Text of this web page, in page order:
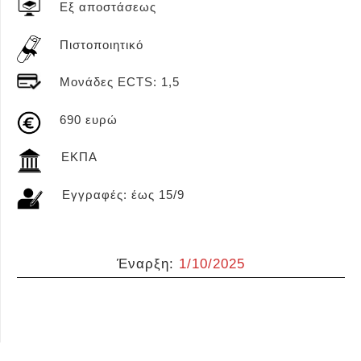
Εξ αποστάσεως
Πιστοποιητικό
Μονάδες ECTS: 1,5
690 ευρώ
ΕΚΠΑ
Εγγραφές: έως 15/9
Έναρξη: 1/10/2025